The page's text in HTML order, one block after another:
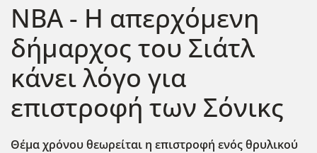
ΝΒΑ - Η απερχόμενη
δήμαρχος του Σιάτλ
κάνει λόγο για
επιστροφή των Σόνικς
Θέμα χρόνου θεωρείται η επιστροφή ενός θρυλικού